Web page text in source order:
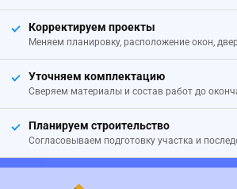
Корректируем проекты
Меняем планировку, расположение окон,
Уточняем комплектацию
Сверяем материалы и состав работ до
Планируем строительство
Согласовываем подготовку участка и